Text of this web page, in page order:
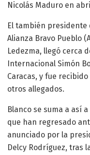
Nicolás Maduro en
El también
Alianza Bravo Pueblo
Ledezma, llegó cerca
Internacional Simón
Caracas, y fue
otros allegados.
Blanco se suma a así
que han regresado
anunciado por la
Delcy Rodríguez, tras